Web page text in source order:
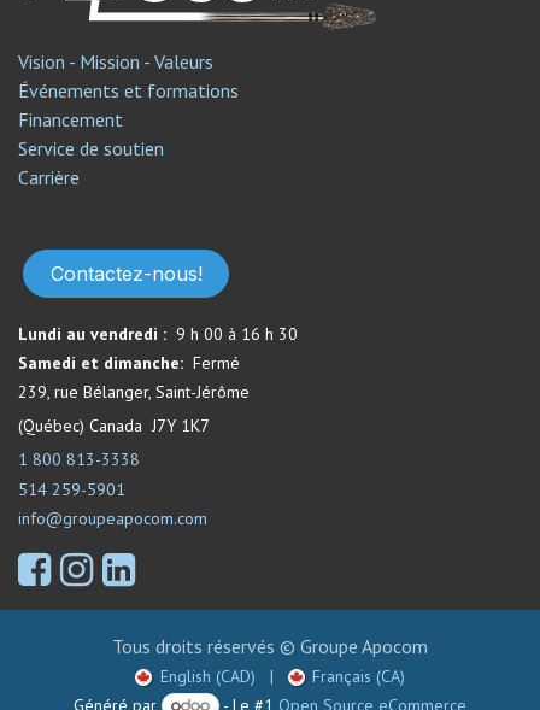
Vision - Mission - Valeurs
Événements et formations
Financement
Service de soutien​
Carrière
Contactez-nous!
Lundi au vendredi : 9 h 00 à 16 h 30
Samedi et dimanche: Fermé​
239, rue Bélanger, Saint-Jérôme
(Québec) Canada J7Y 1K7
1 800 813-3338
514 259-5901
info@groupeapocom.com
Tous droits réservés © Groupe Apocom
English (CAD) |
Français (CA)
Généré par
- Le #1 Open Source eCommerce